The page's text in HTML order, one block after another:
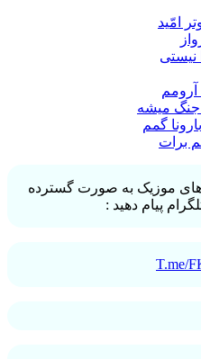
به صورت گسترده
دهید :